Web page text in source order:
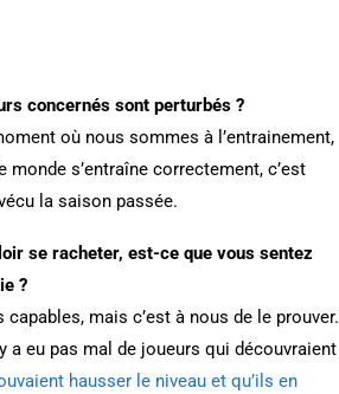
concernés sont perturbés ?
où nous sommes à l’entrainement,
s’entraîne correctement, c’est
la saison passée.
se racheter, est-ce que vous sentez
?
mais c’est à nous de le prouver.
a eu pas mal de joueurs qui découvraient
hausser le niveau et qu’ils en